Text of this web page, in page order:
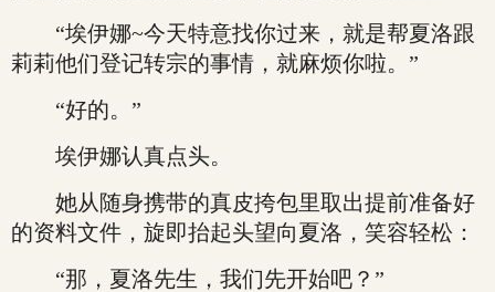
“埃伊娜~今天特意找你过来，就是帮夏洛跟
莉莉他们登记转宗的事情，就麻烦你啦。”
“好的。”
埃伊娜认真点头。
她从随身携带的真皮挎包里取出提前准备好
的资料文件，旋即抬起头望向夏洛，笑容轻松：
“那，夏洛先生，我们先开始吧？”